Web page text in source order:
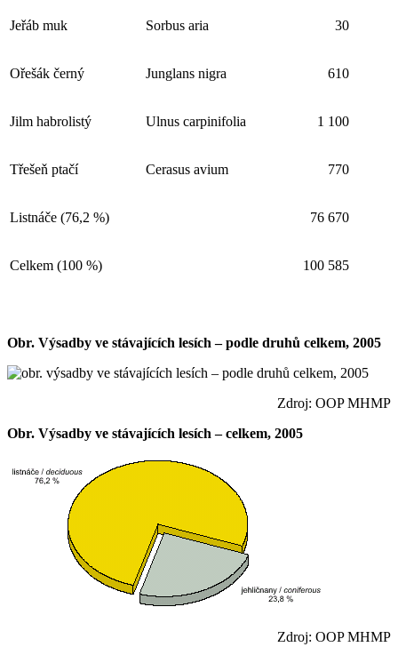
Jeřáb muk Sorbus aria 30
Ořešák černý Junglans nigra 610
Jilm habrolistý Ulnus carpinifolia 1 100
Třešeň ptačí Cerasus avium 770
Listnáče (76,2 %) 76 670
Celkem (100 %) 100 585
Obr. Výsadby ve stávajících lesích – podle druhů celkem, 2005
Zdroj: OOP MHMP
Obr. Výsadby ve stávajících lesích – celkem, 2005
Zdroj: OOP MHMP